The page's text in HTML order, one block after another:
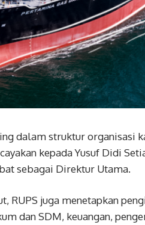
dalam struktur organisasi
kepada Yusuf Didi
sebagai Direktur Utama.
RUPS juga menetapkan
dan SDM, keuangan,